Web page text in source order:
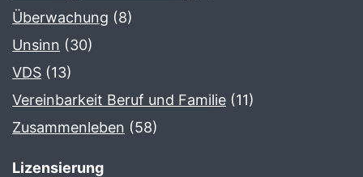
Überwachung (8)
Unsinn (30)
VDS (13)
Vereinbarkeit Beruf und Familie (11)
Zusammenleben (58)
Lizensierung